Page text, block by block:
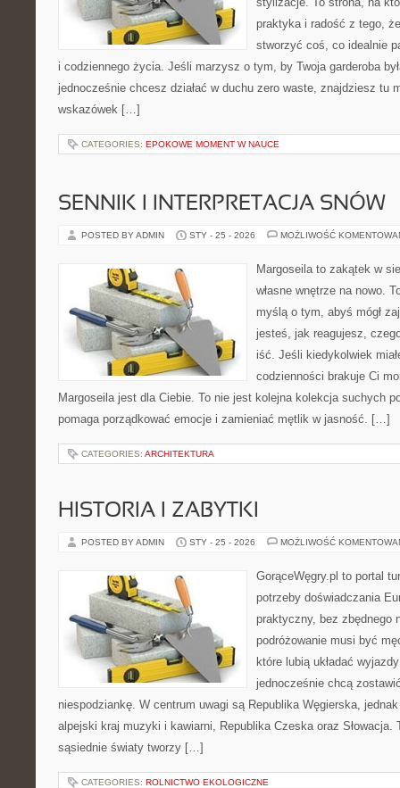
praktyka i radość z tego,
stworzyć coś, co idealnie
i codziennego życia. Jeśli marzysz o tym, by Twoja garderoba
jednocześnie chcesz działać w duchu zero waste, znajdziesz tu
wskazówek […]
CATEGORIES: EPOKOWE MOMENT W NAUCE
SENNIK I INTERPRETACJA SNÓW
POSTED BY ADMIN STY - 25 - 2026 MOŻLIWOŚĆ
Margoseila to zakątek w
własne wnętrze na nowo.
myślą o tym, abyś mógł
jesteś, jak reagujesz,
iść. Jeśli kiedykolwiek
codzienności brakuje Ci
Margoseila jest dla Ciebie. To nie jest kolejna kolekcja suchych
pomaga porządkować emocje i zamieniać mętlik w jasność. […]
CATEGORIES: ARCHITEKTURA
HISTORIA I ZABYTKI
POSTED BY ADMIN STY - 25 - 2026 MOŻLIWOŚĆ
GorąceWęgry.pl to portal
potrzeby doświadczania
praktyczny, bez zbędnego
podróżowanie musi być
które lubią układać
jednocześnie chcą
niespodziankę. W centrum uwagi są Republika Węgierska,
alpejski kraj muzyki i kawiarni, Republika Czeska oraz Słowacja.
sąsiednie światy tworzy […]
CATEGORIES: ROLNICTWO EKOLOGICZNE